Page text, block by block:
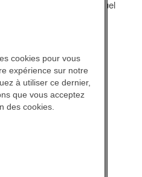
cookies pour vous
expérience sur notre
à utiliser ce dernier,
que vous acceptez
des cookies.
à l’abonnement mensuel
(pas de renouvellement